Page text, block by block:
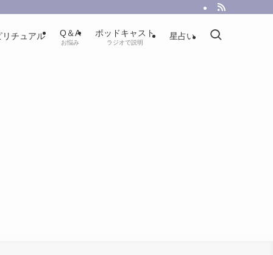
リチュアル Q＆A
お悩み
ポッドキャスト
ラジオで説明
星占い